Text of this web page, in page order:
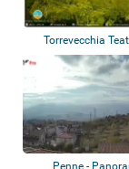
Torrevecchia
Sasso
Penne -